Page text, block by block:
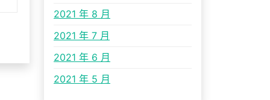
2021 年 8 月
2021 年 7 月
2021 年 6 月
2021 年 5 月